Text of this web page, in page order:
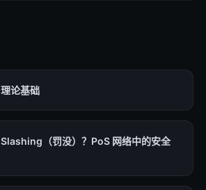
论基础
（罚没）？PoS 网络中的安全